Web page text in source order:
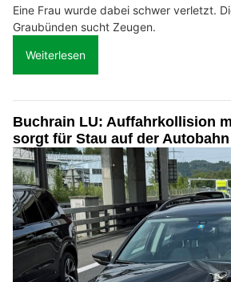
Eine Frau wurde dabei schwer verletzt.
Graubünden sucht Zeugen.
Weiterlesen
Buchrain LU: Auffahrkollision
sorgt für Stau auf der Autobahn